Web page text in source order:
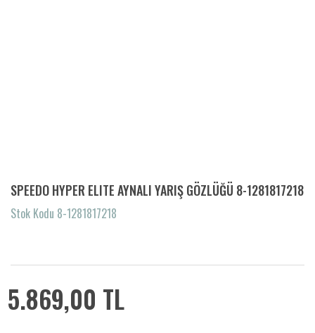
SPEEDO HYPER ELITE AYNALI YARIŞ GÖZLÜĞÜ 8-1281817218
Stok Kodu 8-1281817218
5.869,00 TL